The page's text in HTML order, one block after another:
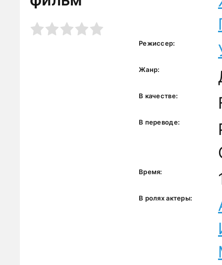
5
Режиссер:
Жанр:
В качестве:
В переводе:
Время:
В ролях актеры: